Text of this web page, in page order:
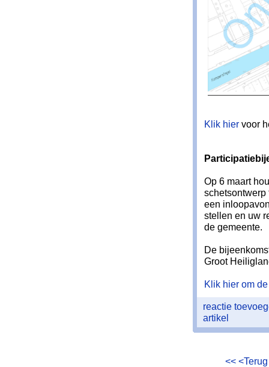
Klik hier voor
Op 6 maart
schetsontwerp
een
stellen en uw
de gemeente.
De
Groot
Klik hier om
reactie
artikel
<<